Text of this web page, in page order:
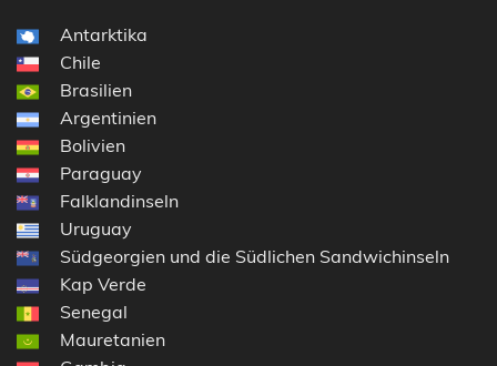
Antarktika
Chile
Brasilien
Argentinien
Bolivien
Paraguay
Falklandinseln
Uruguay
Südgeorgien und die Südlichen Sandwichinseln
Kap Verde
Senegal
Mauretanien